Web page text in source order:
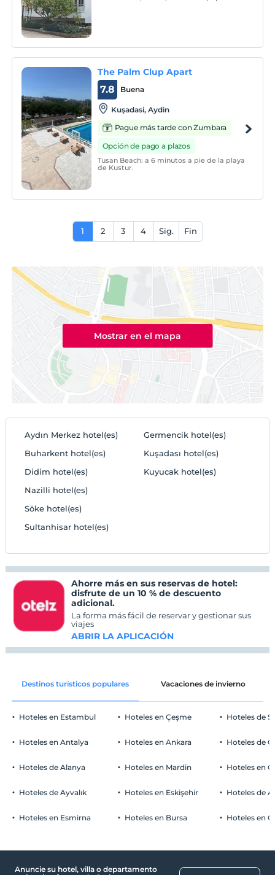
The Palm Clup Apart
Buena
7.8
Kuşadasi, Aydin
Pague más tarde con Zumbara
Opción de pago a plazos
Tusan Beach: a 6 minutos a pie de la playa
de Kustur.
1 2 3 4 Sig. Fin
Mostrar en el mapa
Aydın Merkez hotel(es)
Buharkent hotel(es)
Didim hotel(es)
Germencik hotel(es)
Kuşadası hotel(es)
Kuyucak hotel(es)
Nazilli hotel(es)
Söke hotel(es)
Sultanhisar hotel(es)
Ahorre más en sus reservas de hotel:
disfrute de un 10 % de descuento
adicional.
La forma más fácil de reservar y gestionar sus
viajes
ABRIR LA APLICACIÓN
Destinos turísticos populares Vacaciones de invierno
Hoteles en Estambul
Hoteles en Antalya
Hoteles de Alanya
Hoteles de Ayvalık
Hoteles en Esmirna
Hoteles en Çeşme
Hoteles en Ankara
Hoteles en Mardin
Hoteles en Eskişehir
Hoteles en Bursa
Hoteles de
Hoteles de
Hoteles en
Hoteles de
Hoteles en
Anuncie su hotel, villa o departamento